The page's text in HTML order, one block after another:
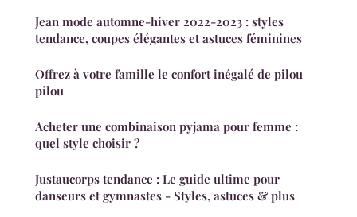
Jean mode automne-hiver 2022-2023 : styles
tendance, coupes élégantes et astuces féminines
Offrez à votre famille le confort inégalé de pilou
pilou
Acheter une combinaison pyjama pour femme :
quel style choisir ?
Justaucorps tendance : Le guide ultime pour
danseurs et gymnastes - Styles, astuces & plus